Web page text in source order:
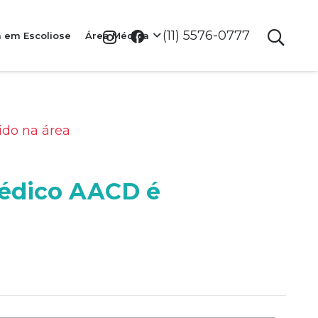
em Escoliose Área Médica (11) 5576-0777
na área
AACD é